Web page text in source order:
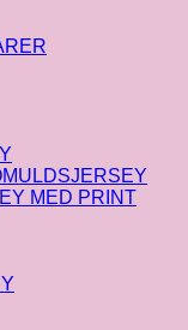
MED PRINT